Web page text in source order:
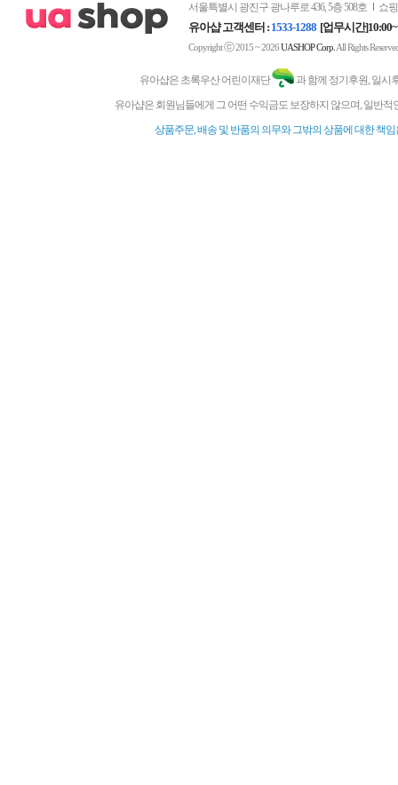
서울특별시 광진구 광나루로 436, 5층 508호
쇼
유아샵 고객센터 : 1533-1288 [업무시간
Copyrightⓒ2015 ~ 2026UASHOP Corp. All Rights
유아샵은 초록우산 어린이재단
과 함께 정기후원, 일시
유아샵은 회원님들에게 그 어떤 수익금도 보장하지 않으며, 일반
상품주문, 배송 및 반품의 의무와 그밖의 상품에 대한 책